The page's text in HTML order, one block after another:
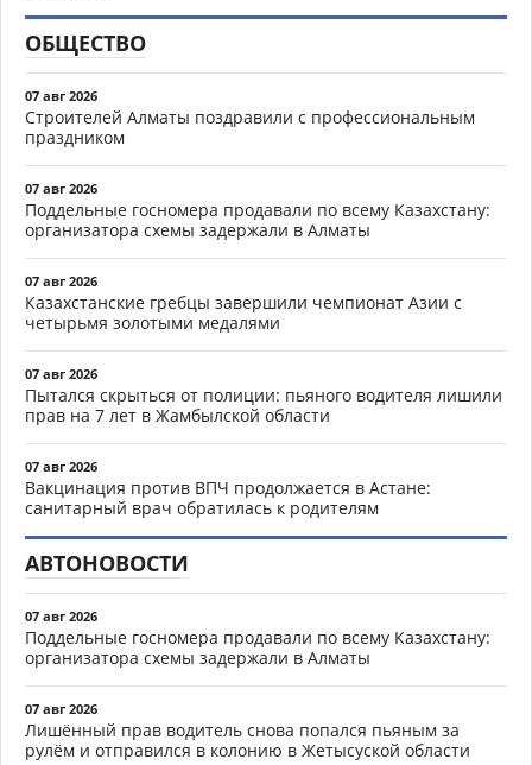
ОБЩЕСТВО
07 авг 2026
Строителей Алматы поздравили с профессиональным
праздником
07 авг 2026
Поддельные госномера продавали по всему Казахстану:
организатора схемы задержали в Алматы
07 авг 2026
Казахстанские гребцы завершили чемпионат Азии с
четырьмя золотыми медалями
07 авг 2026
Пытался скрыться от полиции: пьяного водителя лишили
прав на 7 лет в Жамбылской области
07 авг 2026
Вакцинация против ВПЧ продолжается в Астане:
санитарный врач обратилась к родителям
АВТОНОВОСТИ
07 авг 2026
Поддельные госномера продавали по всему Казахстану:
организатора схемы задержали в Алматы
07 авг 2026
Лишённый прав водитель снова попался пьяным за
рулём и отправился в колонию в Жетысуской области